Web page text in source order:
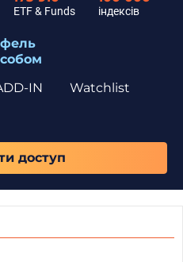
ETF & Funds індексів
Watchlist
IN
доступ